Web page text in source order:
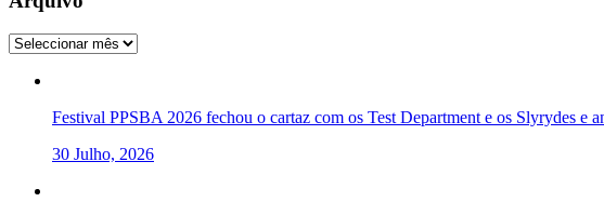
Arquivo
Festival PPSBA 2026 fechou o cartaz com os Test Department e os Slyrydes e
30 Julho, 2026